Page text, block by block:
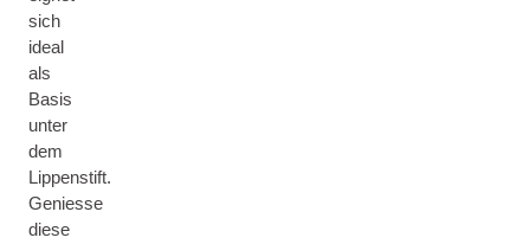
sich
ideal
als
Basis
unter
dem
Lippenstift.
Geniesse
diese